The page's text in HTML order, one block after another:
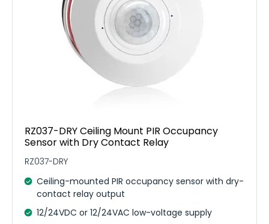
RZ037-DRY Ceiling Mount PIR Occupancy
Sensor with Dry Contact Relay
RZ037-DRY
Ceiling-mounted PIR occupancy sensor with dry-
contact relay output
12/24VDC or 12/24VAC low-voltage supply